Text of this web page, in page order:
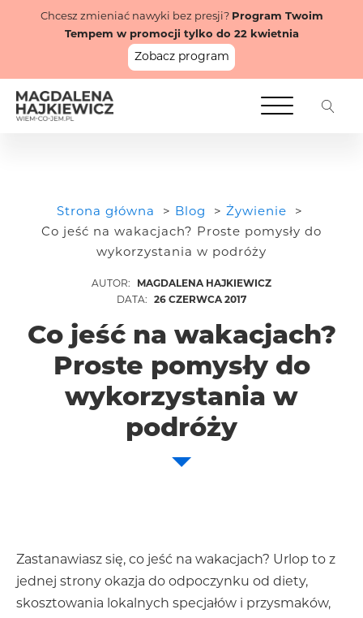
Chcesz zmieniać nawyki bez presji? Program Twoim
Tempem w promocji tylko do 22 kwietnia
Zobacz program
Strona główna Blog
Żywienie
Co jeść na wakacjach? Proste pomysły do
wykorzystania w podróży
MAGDALENA HAJKIEWICZ
26 CZERWCA 2017
Co jeść na wakacjach?
Proste pomysły do
wykorzystania w
podróży
Zastanawiasz się, co jeść na wakacjach? Urlop to z
jednej strony okazja do odpoczynku od diety,
skosztowania lokalnych specjałów i przysmaków,